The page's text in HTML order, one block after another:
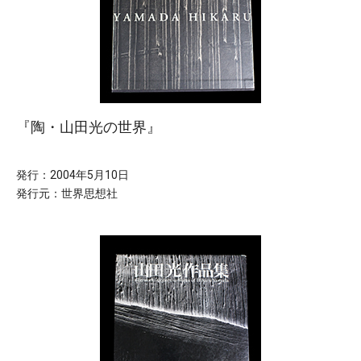
『陶・山田光の世界』
発行：2004年5月10日
発行元：世界思想社